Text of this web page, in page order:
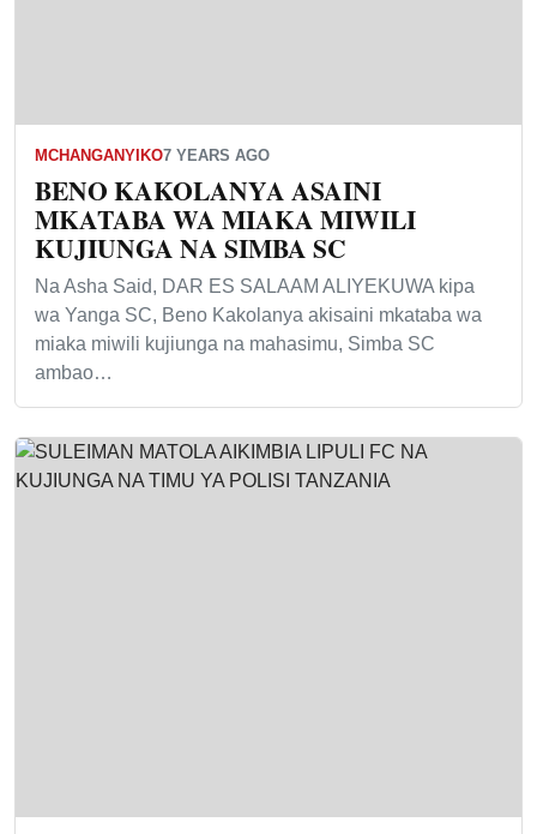
MCHANGANYIKO7 YEARS AGO
BENO KAKOLANYA ASAINI
MKATABA WA MIAKA MIWILI
KUJIUNGA NA SIMBA SC
Na Asha Said, DAR ES SALAAM ALIYEKUWA kipa
wa Yanga SC, Beno Kakolanya akisaini mkataba wa
miaka miwili kujiunga na mahasimu, Simba SC
ambao…